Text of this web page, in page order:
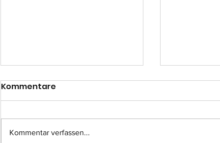
Einsatz-Nr.: 057
Kommentare
Kommentar verfassen...